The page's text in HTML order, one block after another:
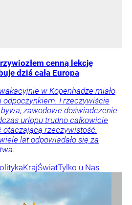
cenną lekcję
dziś cała Europa
w Kopenhadze miało
I rzeczywiście
zawodowe doświadczenie
urlopu trudno całkowicie
rzeczywistość.
lat odpowiadało się za
KrajŚwiatTylko u Nas